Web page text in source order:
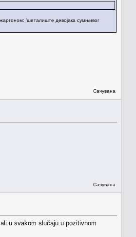
’шеталиште девојака сумњивог
Сачувана
Сачувана
u svakom slučaju u pozitivnom